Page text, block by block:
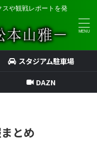
や観戦レポートを発
スタジアム駐車場
DAZN
とめ